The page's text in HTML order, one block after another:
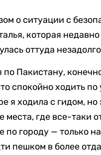
о ситуации с
которая
оттуда
Пакистану,
спокойно ходить
я ходила с гидом,
места, где все-таки
по городу — только
пешком в более